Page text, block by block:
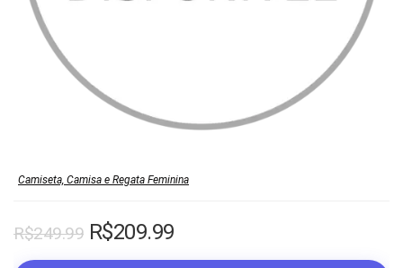
Camiseta, Camisa e Regata Feminina
R$249.99 O
preço
R$209.99O
preço